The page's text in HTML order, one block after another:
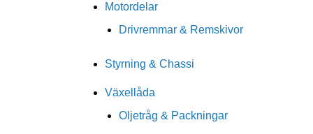
Motordelar
Drivremmar & Remskivor
Styrning & Chassi
Växellåda
Oljetråg & Packningar